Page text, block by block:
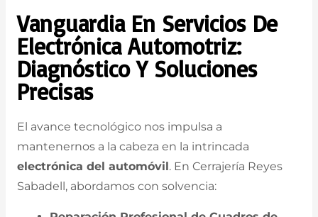
Vanguardia En Servicios De
Electrónica Automotriz:
Diagnóstico Y Soluciones
Precisas
El avance tecnológico nos impulsa a
mantenernos a la cabeza en la intrincada
electrónica del automóvil. En Cerrajería Reyes
Sabadell, abordamos con solvencia: